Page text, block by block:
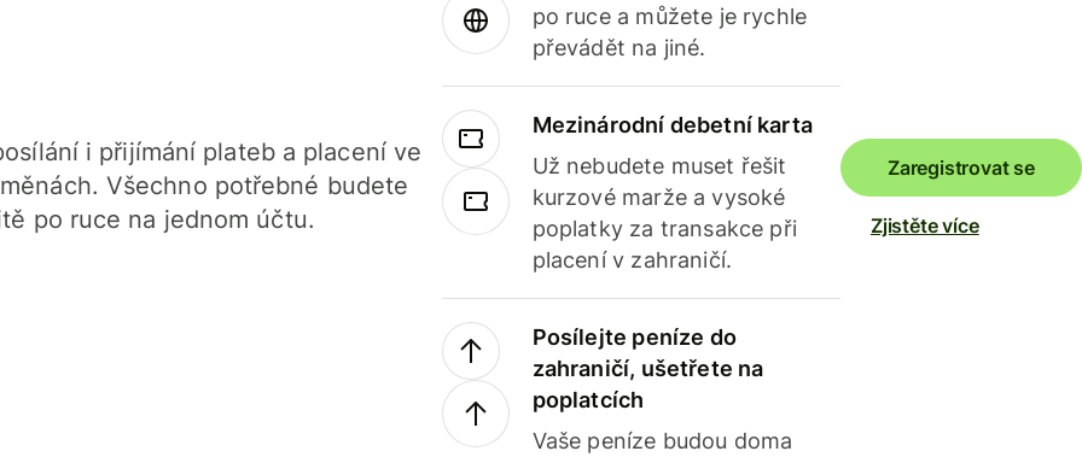
i přijímání plateb a placení ve
Všechno potřebné budete
po ruce na jednom účtu.
po ruce a můžete je rychle
převádět na jiné.
Mezinárodní debetní karta
Už nebudete muset řešit
kurzové marže a vysoké
poplatky za transakce při
placení v zahraničí.
Posílejte peníze do
zahraničí, ušetřete na
poplatcích
Vaše peníze budou doma
Zaregistrovat se
Zjistěte více